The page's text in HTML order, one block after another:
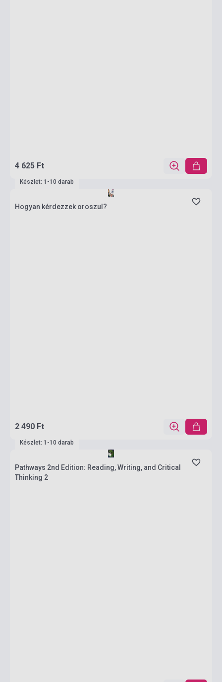
4 625 Ft
Készlet: 1-10 darab
Hogyan kérdezzek oroszul?
2 490 Ft
Készlet: 1-10 darab
Pathways 2nd Edition: Reading, Writing, and Critical
Thinking 2